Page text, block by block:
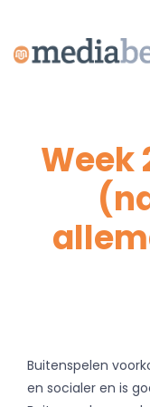
main
Week
Buitenspelen
en socialer en is